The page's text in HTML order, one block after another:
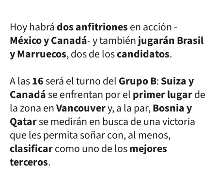
Hoy habrádos anfitrionesen acción -
México y Canadá- y tambiénjugarán Brasil
y Marruecos, dos de loscandidatos.
A las16será el turno delGrupo B:Suiza y
Canadáse enfrentan por elprimer lugarde
la zona enVancouvery, a la par,Bosnia y
Qatarse medirán en busca de una victoria
que les permita soñar con, al menos,
clasificarcomo uno de losmejores
terceros.